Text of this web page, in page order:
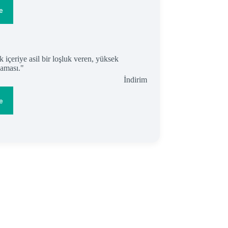
İndirimİndirimdeki